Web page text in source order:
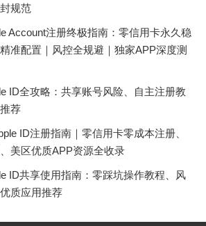
规范
Account注册终极指南：零信用卡永久稳
准配置｜风控全规避｜独家APP深度测
ID全攻略：共享账号风险、自主注册教
荐
ID注册指南｜零信用卡零成本注册、
美区优质APP资源全收录
ID共享使用指南：零踩坑操作教程、风
质应用推荐